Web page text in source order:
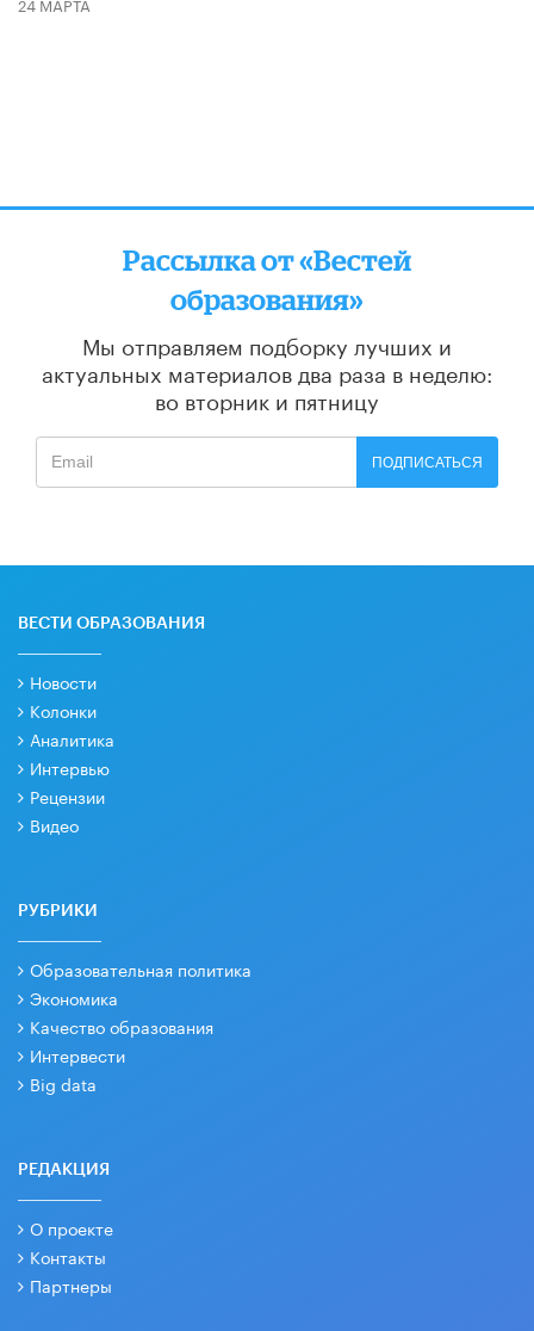
Рассылка от «Вестей
образования»
Мы отправляем подборку лучших и
актуальных материалов два раза в неделю:
во вторник и пятницу
ПОДПИСАТЬСЯ
ВЕСТИ ОБРАЗОВАНИЯ
Новости
Колонки
Аналитика
Интервью
Рецензии
Видео
РУБРИКИ
Образовательная политика
Экономика
Качество образования
Интервести
Big data
РЕДАКЦИЯ
О проекте
Контакты
Партнеры